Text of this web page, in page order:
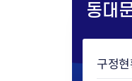
민원실안내
온라인번
무인민원발
온라인접수
온라인접
구정소식
보도자료
포토구정
주요업무
주요업무
비전 2026
역사
상징물
기본현황
교육소식
교육프로
정보화교육
동대
구정